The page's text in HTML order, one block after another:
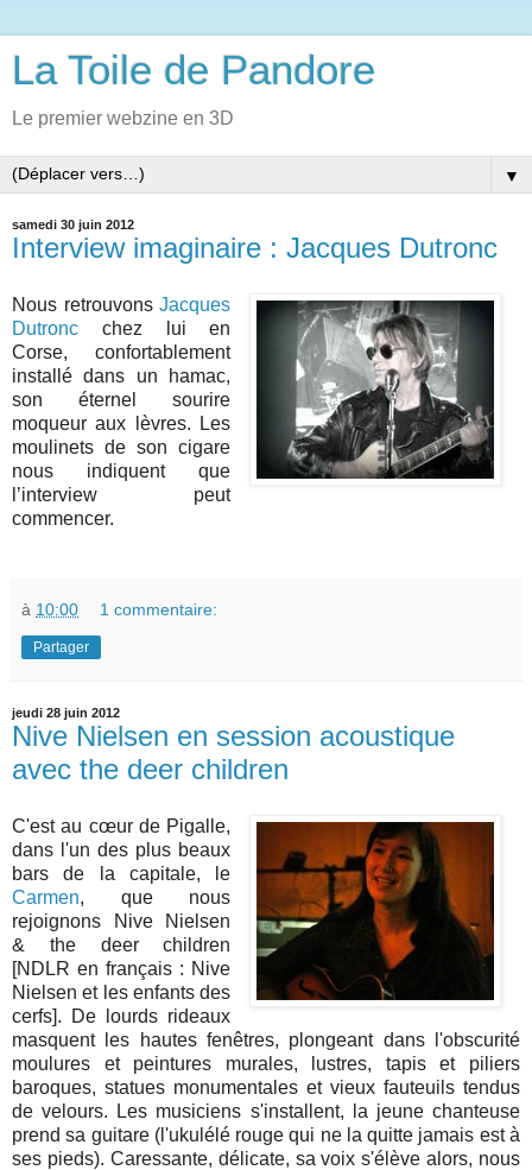
La Toile de Pandore
Le premier webzine en 3D
▼
samedi 30 juin 2012
Interview imaginaire : Jacques Dutronc
Nous retrouvonsJacques
Dutronc chez lui en
Corse, confortablement
installé dans un hamac,
son éternel sourire
moqueur aux lèvres. Les
moulinets de son cigare
nous indiquent que
l’interview peut
commencer.
à 10:00 1 commentaire:
Partager
jeudi 28 juin 2012
Nive Nielsen en session acoustique
avec the deer children
C'est au cœur de Pigalle,
dans l'un des plus beaux
bars de la capitale, le
Carmen, que nous
rejoignons Nive Nielsen
& the deer children
[NDLR en français : Nive
Nielsen et les enfants des
cerfs]. De lourds rideaux
masquent les hautes fenêtres, plongeant dans l'obscurité
moulures et peintures murales, lustres, tapis et piliers
baroques, statues monumentales et vieux fauteuils tendus
de velours. Les musiciens s'installent, la jeune chanteuse
prend sa guitare (l'ukulélé rouge qui ne la quitte jamais est à
ses pieds). Caressante, délicate, sa voix s'élève alors, nous